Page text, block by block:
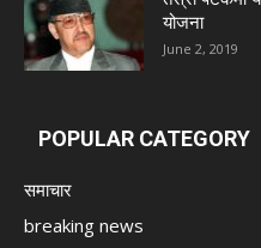
योजना
June 2, 2019
POPULAR CATEGORY
समाचार
breaking news